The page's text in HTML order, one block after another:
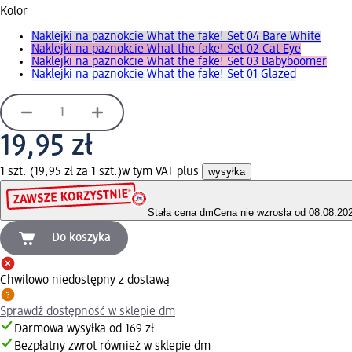
Kolor
Naklejki na paznokcie What the fake! Set 04 Bare White
Naklejki na paznokcie What the fake! Set 02 Cat Eye
Naklejki na paznokcie What the fake! Set 03 Babyboomer
Naklejki na paznokcie What the fake! Set 01 Glazed
19,95 zł
1 szt. (19,95 zł za 1 szt.)w tym VAT plus wysyłka
Stała cena dmCena nie wzrosła od
Do koszyka
Chwilowo niedostępny z dostawą
Sprawdź dostępność w sklepie dm
Darmowa wysyłka od 169 zł
Bezpłatny zwrot również w sklepie dm